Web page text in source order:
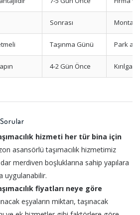
Sonrası Montaj
Taşınma Günü Park
4-2 Gün Önce
hizmeti her tür bina için
asansörlü taşımacılık hizmetimiz
merdiven boşluklarına sahip yapılara
uygulanabilir.
fiyatları neye göre
eşyaların miktarı, taşınacak